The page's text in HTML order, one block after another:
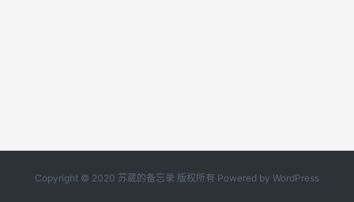
Copyright © 2020 苏葳的备忘录 版权所有 Powered by WordPress